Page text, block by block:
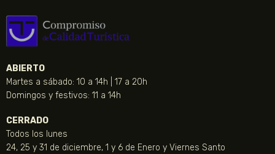
ABIERTO
Martes a sábado: 10 a 14h | 17 a 20h
Domingos y festivos: 11 a 14h
CERRADO
Todos los lunes
24, 25 y 31 de diciembre, 1 y 6 de Enero y Viernes Santo